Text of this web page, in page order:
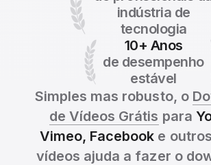
indústria de
tecnologia
10+ Anos
de desempenho
estável
Simples mas robusto, o
de Vídeos Grátis para
Vimeo, Facebook e
vídeos ajuda a fazer o